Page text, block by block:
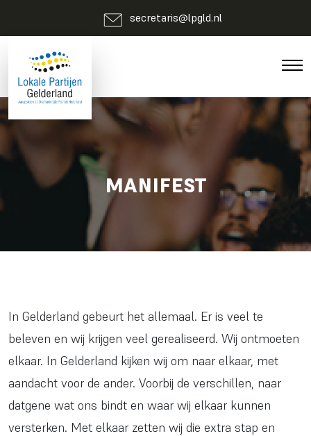
secretaris@lpgld.nl
MANIFEST
In Gelderland gebeurt het allemaal. Er is veel te
beleven en wij krijgen veel gerealiseerd. Wij ontmoeten
elkaar. In Gelderland kijken wij om naar elkaar, met
aandacht voor de ander. Voorbij de verschillen, naar
datgene wat ons bindt en waar wij elkaar kunnen
versterken. Met elkaar zetten wij die extra stap en